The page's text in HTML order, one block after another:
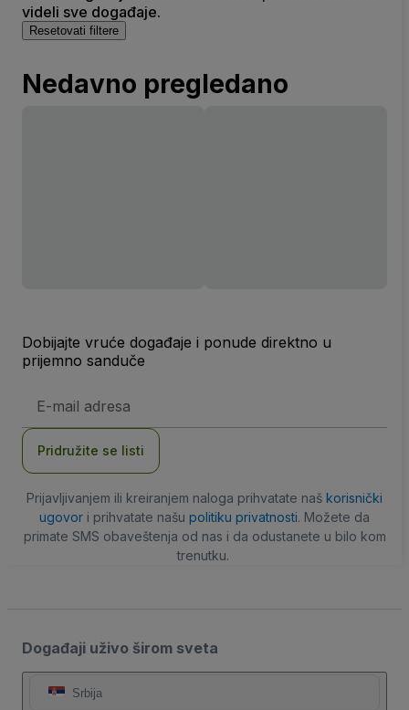
videli sve događaje.
Resetovati filtere
Nedavno pregledano
Dobijajte vruće događaje i ponude direktno u
prijemno sanduče
mail
Pridružite se listi
Prijavljivanjem ili kreiranjem naloga prihvatate naš korisnički
ugovor i prihvatate našu politiku privatnosti. Možete da
primate SMS obaveštenja od nas i da odustanete u bilo kom
trenutku.
Događaji uživo širom sveta
Srbija